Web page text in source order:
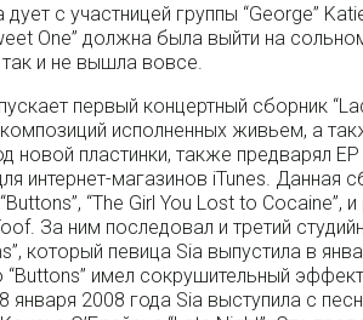
с участницей группы “George”
One” должна была выйти на
и не вышла вовсе.
первый концертный сборник
исполненных живьем, а
новой пластинки, также предварял EP
интернет-магазинов iTunes. Данная
“The Girl You Lost to Cocaine”,
За ним последовал и третий
который певица Sia выпустила в
имел сокрушительный
2008 года Sia выступила с